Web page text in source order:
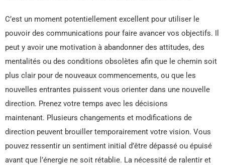
C’est un moment potentiellement excellent pour utiliser le
pouvoir des communications pour faire avancer vos objectifs. Il
peut y avoir une motivation à abandonner des attitudes, des
mentalités ou des conditions obsolètes afin que le chemin soit
plus clair pour de nouveaux commencements, ou que les
nouvelles entrantes puissent vous orienter dans une nouvelle
direction. Prenez votre temps avec les décisions
maintenant. Plusieurs changements et modifications de
direction peuvent brouiller temporairement votre vision. Vous
pouvez ressentir un sentiment initial d’être dépassé ou épuisé
avant que l’énergie ne soit rétablie. La nécessité de ralentir et